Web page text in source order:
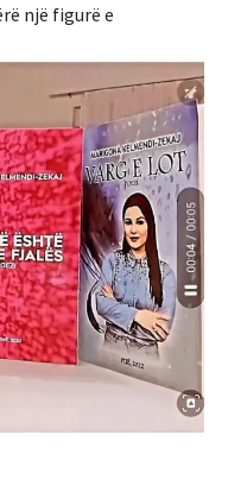
një figurë e